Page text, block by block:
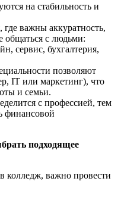
на стабильность и
важны аккуратность,
общаться с людьми:
сервис, бухгалтерия,
позволяют
IT или маркетинг), что
и семьи.
с профессией, тем
финансовой
подходящее
колледж, важно провести